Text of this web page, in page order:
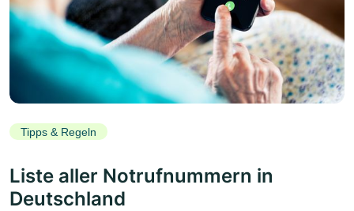
Tipps & Regeln
Liste aller Notrufnummern in
Deutschland